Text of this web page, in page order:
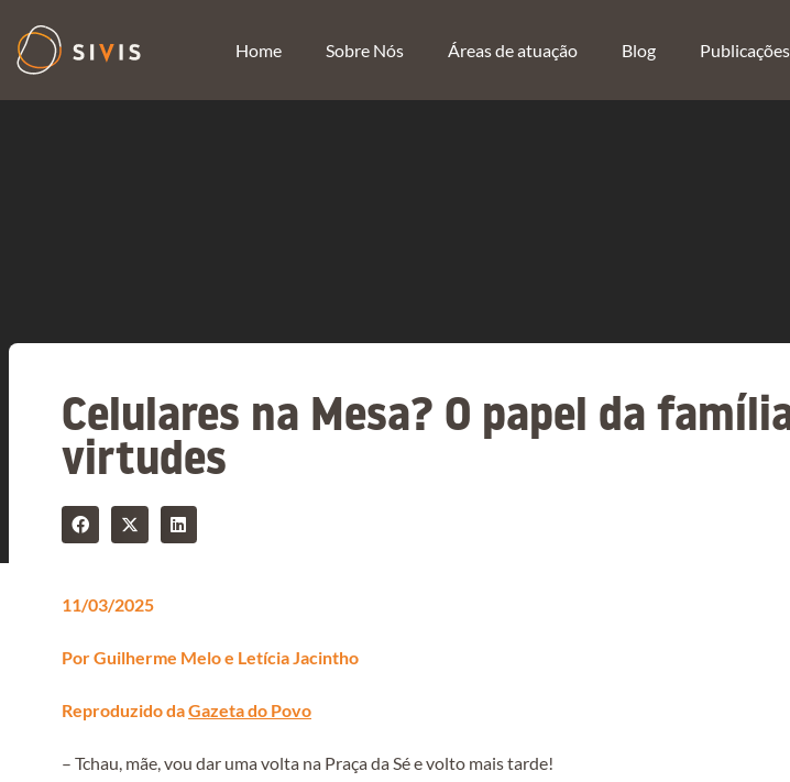
Home Sobre Nós Áreas de atuação Blog Publicações
Celulares na Mesa? O papel da
virtudes
11/03/2025
Por Guilherme Melo e Letícia Jacintho
Reproduzido daGazeta do Povo
– Tchau, mãe, vou dar uma volta na Praça da Sé e volto mais tarde!